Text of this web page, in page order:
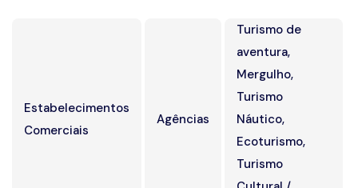
Casamentos
Estabelecimentos
Comerciais
Agências
Turismo de
aventura,
Mergulho,
Turismo
Náutico,
Ecoturismo,
Turismo